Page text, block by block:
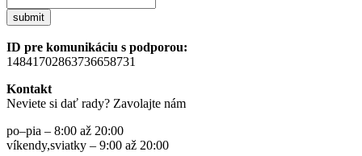
submit
ID pre komunikáciu s podporou:
14841702863736658731
Kontakt
Neviete si dať rady? Zavolajte nám
po–pia – 8:00 až 20:00
víkendy,sviatky – 9:00 až 20:00